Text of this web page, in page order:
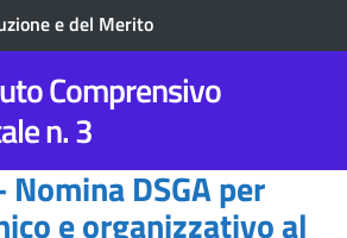
e del Merito
Comprensivo
n. 3
DSGA per
e organizzativo al